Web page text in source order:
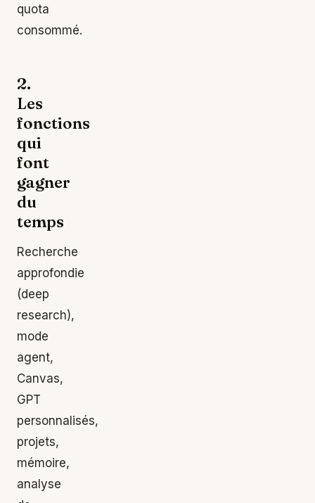
quota
consommé.
2.
Les
fonctions
qui
font
gagner
du
temps
Recherche
approfondie
(deep
research),
mode
agent,
Canvas,
GPT
personnalisés,
projets,
mémoire,
analyse